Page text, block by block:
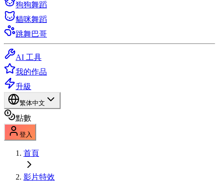
狗狗舞蹈
貓咪舞蹈
跳舞巴哥
AI 工具
我的作品
升級
繁体中文
點數
登入
首頁
影片特效